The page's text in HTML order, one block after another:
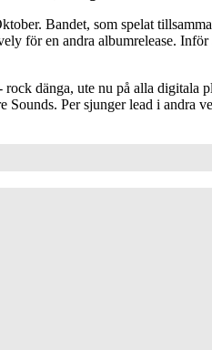
Bandet, som spelat
för en andra albumrelease.
dänga, ute nu på alla
Per sjunger lead i andra